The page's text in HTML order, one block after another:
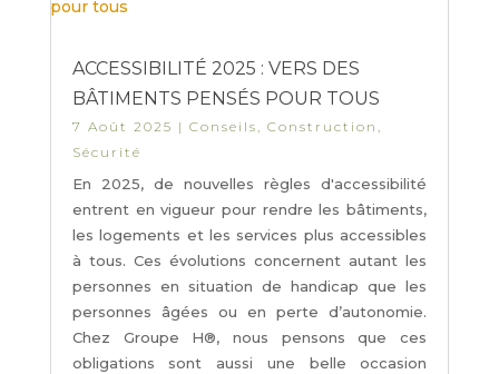
ACCESSIBILITÉ 2025 : VERS DES
BÂTIMENTS PENSÉS POUR TOUS
7 Août 2025 | Conseils, Construction ,
Sécurité
En 2025, de nouvelles règles d'accessibilité
entrent en vigueur pour rendre les bâtiments,
les logements et les services plus accessibles
à tous. Ces évolutions concernent autant les
personnes en situation de handicap que les
personnes âgées ou en perte d’autonomie.
Chez Groupe H®, nous pensons que ces
obligations sont aussi une belle occasion